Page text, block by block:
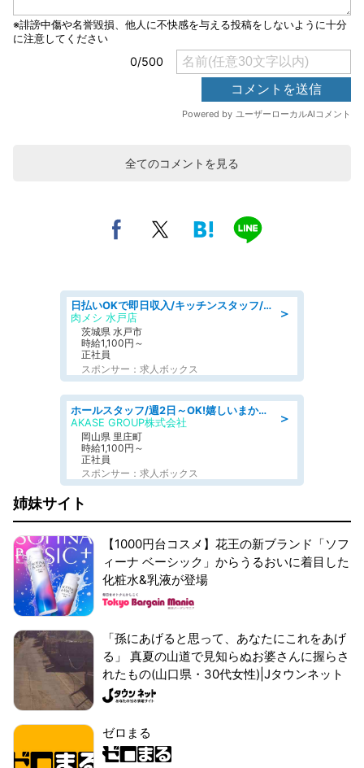
全てのコメントを見る
＞
日払いOKで即日収入/キッチンスタッフ/デリバリー業務など、自己成長可能な幅広い仕事に挑戦!髪型自由&ピアス・ネイルOK/茨城県/水戸市
肉メシ 水戸店
茨城県 水戸市
時給1,100円～
正社員
スポンサー：求人ボックス
＞
ホールスタッフ/週2日～OK!嬉しいまかない付き/岡山県/浅口郡里庄町
AKASE GROUP株式会社
岡山県 里庄町
時給1,100円～
正社員
スポンサー：求人ボックス
姉妹サイト
【1000円台コスメ】花王の新ブランド「ソフ
ィーナ ベーシック」からうるおいに着目した
化粧水&乳液が登場
「孫にあげると思って、あなたにこれをあげ
る」 真夏の山道で見知らぬお婆さんに握らさ
れたもの(山口県・30代女性)|Jタウンネット
ゼロまる